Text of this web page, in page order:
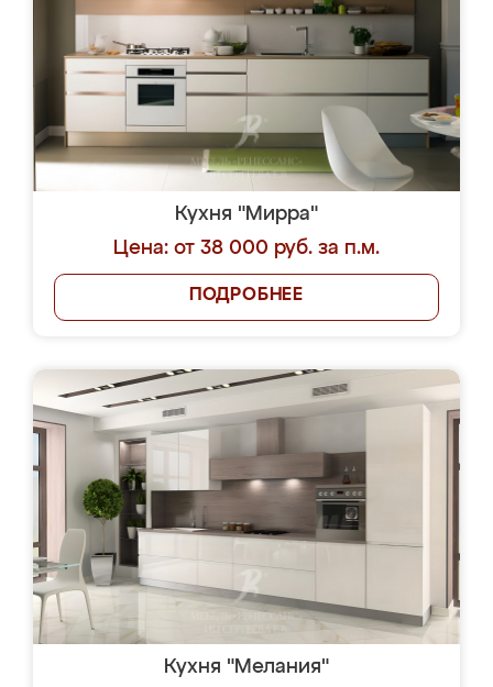
Кухня "Мирра"
Цена: от 38 000 руб. за п.м.
ПОДРОБНЕЕ
Кухня "Мелания"